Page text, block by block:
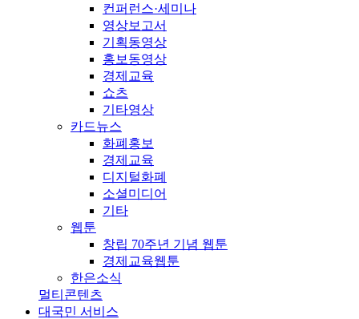
컨퍼런스·세미나
영상보고서
기획동영상
홍보동영상
경제교육
쇼츠
기타영상
카드뉴스
화폐홍보
경제교육
디지털화폐
소셜미디어
기타
웹툰
창립 70주년 기념 웹툰
경제교육웹툰
한은소식
멀티콘텐츠
대국민 서비스